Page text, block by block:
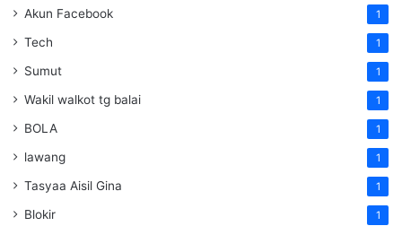
Akun Facebook 1
Tech 1
Sumut 1
Wakil walkot tg balai 1
BOLA 1
lawang 1
Tasyaa Aisil Gina 1
Blokir 1